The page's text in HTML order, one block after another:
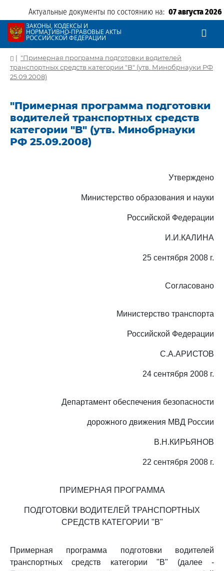
Актуальные документы по состоянию на: 07 августа 2026
ЗАКОНЫ, КОДЕКСЫ И
НОРМАТИВНО-ПРАВОВЫЕ АКТЫ
РОССИЙСКОЙ ФЕДЕРАЦИИ
| "Примерная программа подготовки водителей
транспортных средств категории "B" (утв. Минобрнауки РФ
25.09.2008)
"Примерная программа подготовки
водителей транспортных средств
категории "B" (утв. Минобрнауки
РФ 25.09.2008)
Утверждено
Министерство образования и науки
Российской Федерации
И.И.КАЛИНА
25 сентября 2008 г.
Согласовано
Министерство транспорта
Российской Федерации
С.А.АРИСТОВ
24 сентября 2008 г.
Департамент обеспечения безопасности
дорожного движения МВД России
В.Н.КИРЬЯНОВ
22 сентября 2008 г.
ПРИМЕРНАЯ ПРОГРАММА
ПОДГОТОВКИ ВОДИТЕЛЕЙ ТРАНСПОРТНЫХ
СРЕДСТВ КАТЕГОРИИ "B"
Примерная программа подготовки водителей
транспортных средств категории "B" (далее -